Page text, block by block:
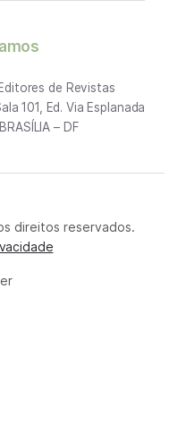
de Revistas
101, Ed. Via Esplanada
– DF
direitos reservados.